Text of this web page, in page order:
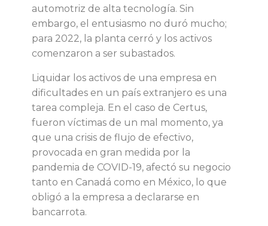
a
v
e
p
a
a
automotriz de alta tecnología. Sin
embargo, el entusiasmo no duró mucho;
para 2022, la planta cerró y los activos
comenzaron a ser subastados.
Liquidar los activos de una empresa en
dificultades en un país extranjero es una
tarea compleja. En el caso de Certus,
fueron víctimas de un mal momento, ya
que una crisis de flujo de efectivo,
provocada en gran medida por la
pandemia de COVID-19, afectó su negocio
tanto en Canadá como en México, lo que
obligó a la empresa a declararse en
bancarrota.